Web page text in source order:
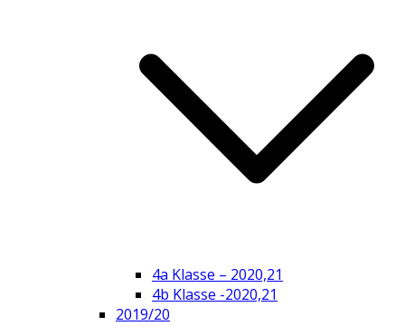
4a Klasse – 2020,21
4b Klasse -2020,21
2019/20